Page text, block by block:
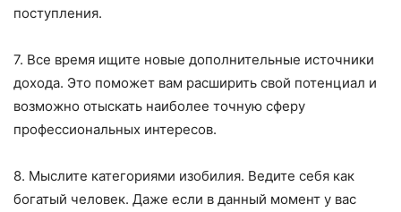
поступления.
7. Все время ищите новые дополнительные источники
дохода. Это поможет вам расширить свой потенциал и
возможно отыскать наиболее точную сферу
профессиональных интересов.
8. Мыслите категориями изобилия. Ведите себя как
богатый человек. Даже если в данный момент у вас